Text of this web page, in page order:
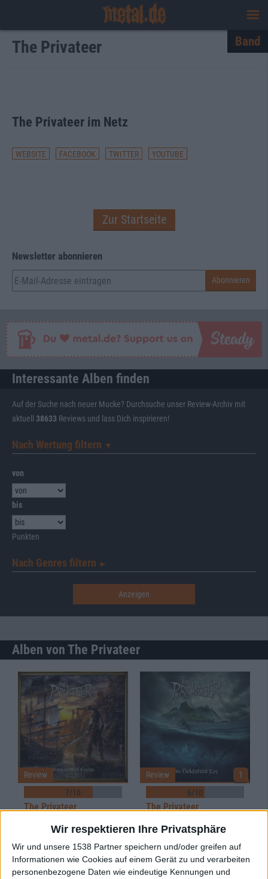
Wir respektieren Ihre Privatsphäre
Wir und unsere 1538 Partner speichern und/oder greifen auf
Informationen wie Cookies auf einem Gerät zu und verarbeiten
personenbezogene Daten wie eindeutige Kennungen und
The Privateer Band
The Privateer im Netz
WEBSITE FACEBOOK TWITTER YOUTUBE
Zur Startseite
Newsletter abonnieren
Interessante Alben finden
Auf der Suche nach neuer Mucke? Durchsuche unser Review-Archiv mit
aktuell 38633 Reviews und lass Dich inspirieren!
Nach Wertung filtern ▼︎
von
bis
Punkten
Nach Genres filtern ►︎
Alben von The Privateer
7/10
Review
The Privateer
6/10
Review
The Privateer
1